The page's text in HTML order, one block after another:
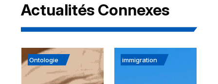
Actualités Connexes
Ontologie immigration